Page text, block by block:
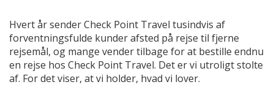
Hvert år sender Check Point Travel tusindvis af
forventningsfulde kunder afsted på rejse til fjerne
rejsemål, og mange vender tilbage for at bestille endnu
en rejse hos Check Point Travel. Det er vi utroligt stolte
af. For det viser, at vi holder, hvad vi lover.